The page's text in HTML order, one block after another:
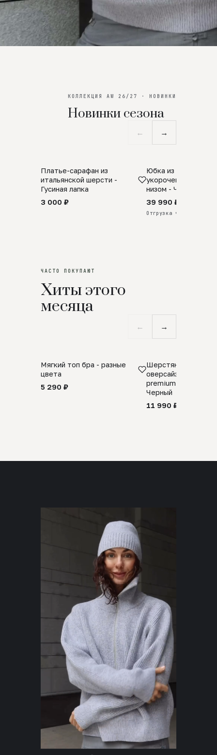
КОЛЛЕКЦИЯ AW 26/27 · НОВИНКИ
Новинки сезона
← →
SALE
Платье-сарафан из
итальянской шерсти -
Гусиная лапка
3 000 ₽
ПРЕДЗАКАЗ
Юбка из
укороченная с
низом - Черный
39 990 ₽
Отгрузка через 25 дней
ЧАСТО ПОКУПАЮТ
Хиты этого
месяца
← →
Мягкий топ бра - разные
цвета
5 290 ₽
Шерстяной свитер
оверсайз 100%
premium merino
Черный
11 990 ₽